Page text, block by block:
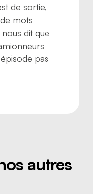
de sortie,
mots
dit que
pas
autres